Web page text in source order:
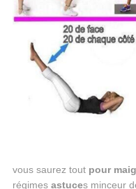
vous saurez tout pour
régimes astuces minceur